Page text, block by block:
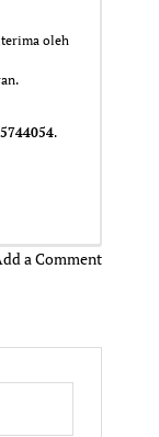
oleh
.
a Comment